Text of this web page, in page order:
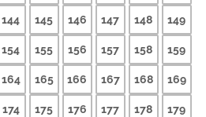
144 145 146 147 148 149
154 155 156 157 158 159
164 165 166 167 168 169
174 175 176 177 178 179